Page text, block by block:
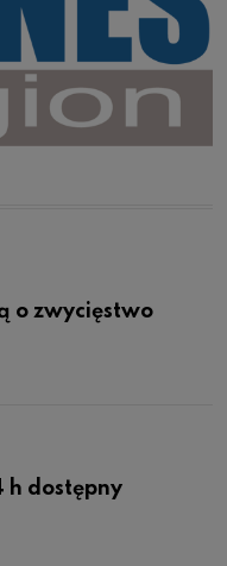
o zwycięstwo
h dostępny